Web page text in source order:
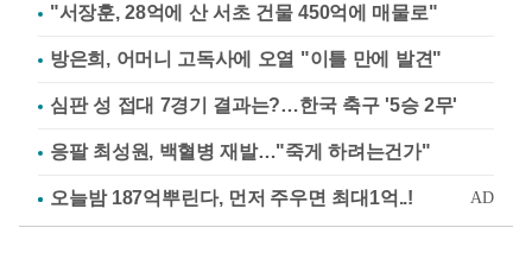
"서장훈, 28억에 산 서초 건물 450억에 매물로"
방은희, 어머니 고독사에 오열 "이틀 만에 발견"
심판 성 접대 7경기 결과는?…한국 축구 '5승 2무'
응팔 최성원, 백혈병 재발…"죽게 하려는건가"